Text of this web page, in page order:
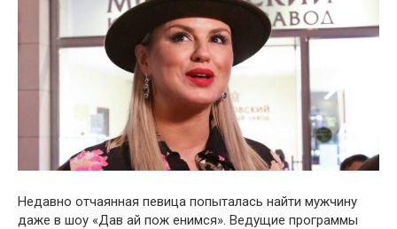
Недавно отчаянная певица попыталась найти мужчину
даже в шоу «Дав ай пож енимся». Ведущие программы